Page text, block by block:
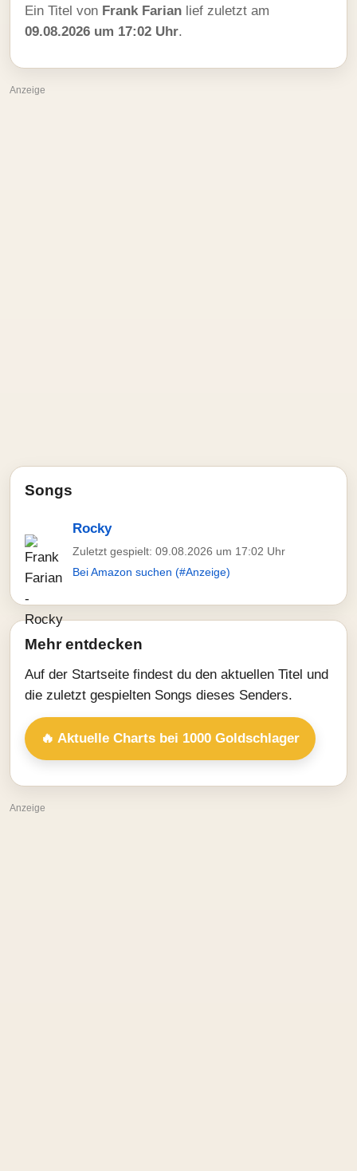
Ein Titel von Frank Farian lief zuletzt am
09.08.2026 um 17:02 Uhr.
Anzeige
Songs
Rocky
Zuletzt gespielt: 09.08.2026 um 17:02 Uhr
Bei Amazon suchen (#Anzeige)
Mehr entdecken
Auf der Startseite findest du den aktuellen Titel und
die zuletzt gespielten Songs dieses Senders.
🔥 Aktuelle Charts bei 1000 Goldschlager
Anzeige